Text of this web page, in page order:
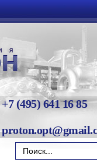
+7 (495) 641 16 85